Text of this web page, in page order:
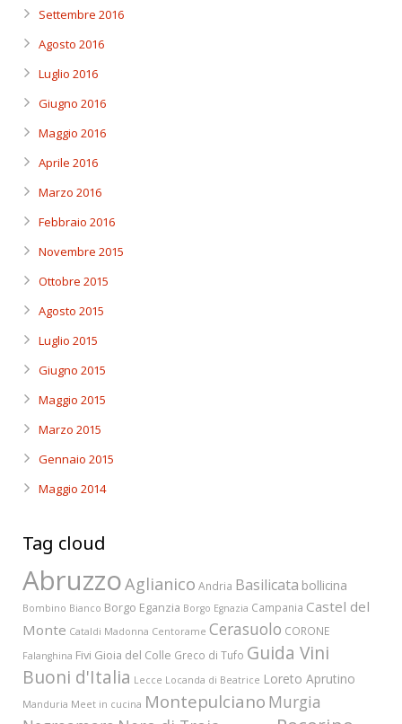
Settembre 2016
Agosto 2016
Luglio 2016
Giugno 2016
Maggio 2016
Aprile 2016
Marzo 2016
Febbraio 2016
Novembre 2015
Ottobre 2015
Agosto 2015
Luglio 2015
Giugno 2015
Maggio 2015
Marzo 2015
Gennaio 2015
Maggio 2014
Tag cloud
AbruzzoAglianico Andria Basilicata bollicina
Bombino Bianco Borgo Eganzia Borgo Egnazia Campania Castel del
Monte Cataldi Madonna Centorame Cerasuolo CORONE
Falanghina Fivi Gioia del Colle Greco di Tufo Guida Vini
Buoni d'Italia Lecce Locanda di Beatrice Loreto Aprutino
Manduria Meet in cucina Montepulciano Murgia